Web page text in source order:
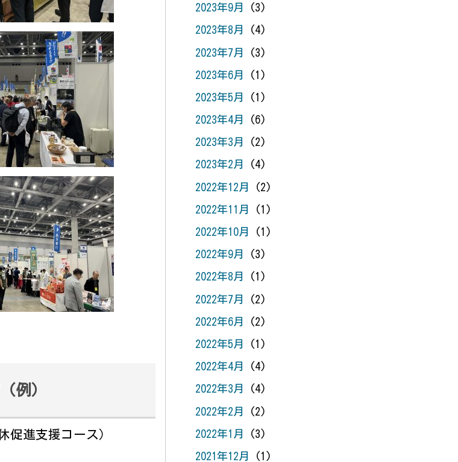
例）
促進支援コース）
2023年9月 (3)
2023年8月 (4)
2023年7月 (3)
2023年6月 (1)
2023年5月 (1)
2023年4月 (6)
2023年3月 (2)
2023年2月 (4)
2022年12月 (2)
2022年11月 (1)
2022年10月 (1)
2022年9月 (3)
2022年8月 (1)
2022年7月 (2)
2022年6月 (2)
2022年5月 (1)
2022年4月 (4)
2022年3月 (4)
2022年2月 (2)
2022年1月 (3)
2021年12月 (1)